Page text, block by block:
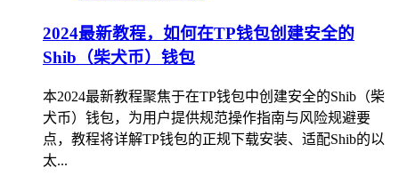
2024最新教程，如何在TP钱包创建安全的
Shib（柴犬币）钱包
本2024最新教程聚焦于在TP钱包中创建安全的Shib（柴
犬币）钱包，为用户提供规范操作指南与风险规避要
点，教程将详解TP钱包的正规下载安装、适配Shib的以
太...